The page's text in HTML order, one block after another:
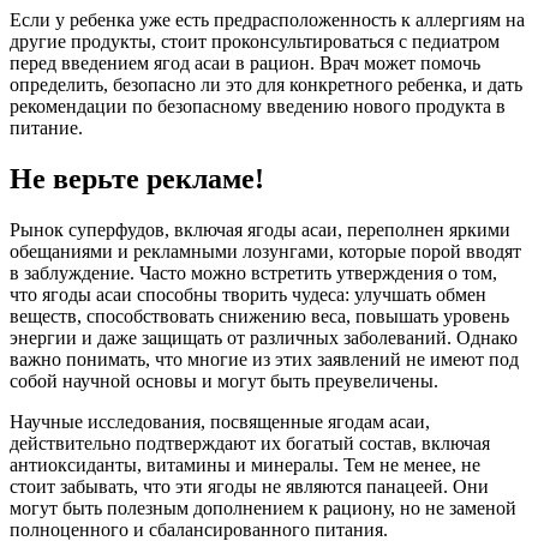
Если у ребенка уже есть предрасположенность к аллергиям на
другие продукты, стоит проконсультироваться с педиатром
перед введением ягод асаи в рацион. Врач может помочь
определить, безопасно ли это для конкретного ребенка, и дать
рекомендации по безопасному введению нового продукта в
питание.
Не верьте рекламе!
Рынок суперфудов, включая ягоды асаи, переполнен яркими
обещаниями и рекламными лозунгами, которые порой вводят
в заблуждение. Часто можно встретить утверждения о том,
что ягоды асаи способны творить чудеса: улучшать обмен
веществ, способствовать снижению веса, повышать уровень
энергии и даже защищать от различных заболеваний. Однако
важно понимать, что многие из этих заявлений не имеют под
собой научной основы и могут быть преувеличены.
Научные исследования, посвященные ягодам асаи,
действительно подтверждают их богатый состав, включая
антиоксиданты, витамины и минералы. Тем не менее, не
стоит забывать, что эти ягоды не являются панацеей. Они
могут быть полезным дополнением к рациону, но не заменой
полноценного и сбалансированного питания.